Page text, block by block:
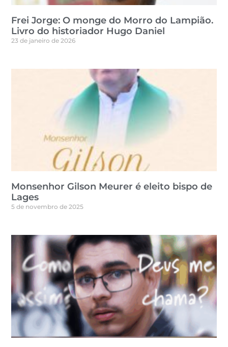
Frei Jorge: O monge do Morro do Lampião.
Livro do historiador Hugo Daniel
23 de janeiro de 2026
Monsenhor Gilson Meurer é eleito bispo de
Lages
5 de novembro de 2025